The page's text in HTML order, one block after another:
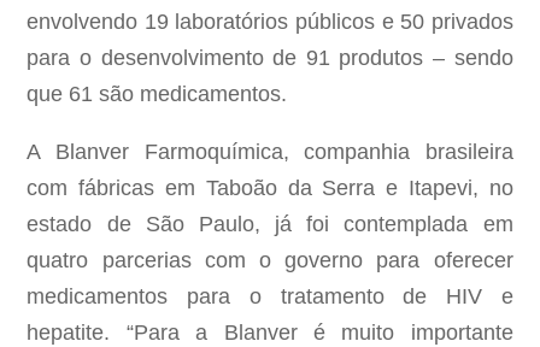
envolvendo 19 laboratórios públicos e 50 privados
para o desenvolvimento de 91 produtos – sendo
que 61 são medicamentos.
A Blanver Farmoquímica, companhia brasileira
com fábricas em Taboão da Serra e Itapevi, no
estado de São Paulo, já foi contemplada em
quatro parcerias com o governo para oferecer
medicamentos para o tratamento de HIV e
hepatite. “Para a Blanver é muito importante